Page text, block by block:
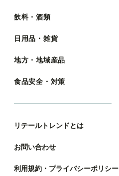
飲料・酒類
日用品・雑貨
地方・地域産品
食品安全・対策
リテールトレンドとは
お問い合わせ
利用規約・プライバシーポリシー